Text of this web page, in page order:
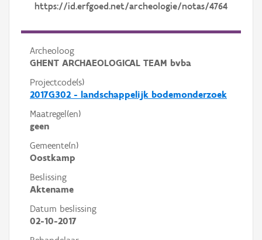
https://id.erfgoed.net/archeologie/notas/4764
Archeoloog
GHENT ARCHAEOLOGICAL TEAM bvba
Projectcode(s)
2017G302 - landschappelijk bodemonderzoek
Maatregel(en)
geen
Gemeente(n)
Oostkamp
Beslissing
Aktename
Datum beslissing
02-10-2017